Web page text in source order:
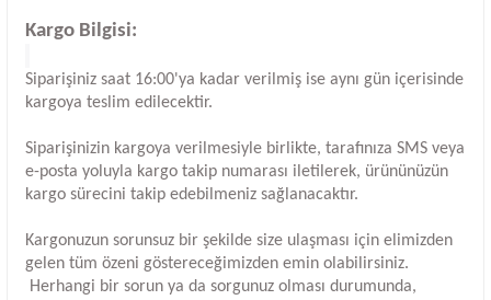
Kargo Bilgisi:
Siparişiniz saat 16:00'ya kadar verilmiş ise aynı gün içerisinde
kargoya teslim edilecektir.
Siparişinizin kargoya verilmesiyle birlikte, tarafınıza SMS veya
e-posta yoluyla kargo takip numarası iletilerek, ürününüzün
kargo sürecini takip edebilmeniz sağlanacaktır.
Kargonuzun sorunsuz bir şekilde size ulaşması için elimizden
gelen tüm özeni göstereceğimizden emin olabilirsiniz.
Herhangi bir sorun ya da sorgunuz olması durumunda,